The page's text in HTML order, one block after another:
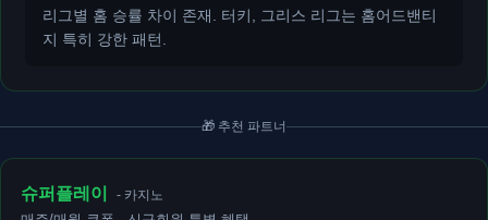
리그별 홈 승률 차이 존재. 터키, 그리스 리그는 홈어드밴티
지 특히 강한 패턴.
🎁 추천 파트너
슈퍼플레이 - 카지노